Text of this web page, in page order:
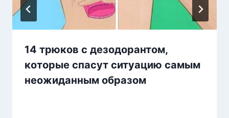
14 трюков с дезодорантом,
которые спасут ситуацию самым
неожиданным образом